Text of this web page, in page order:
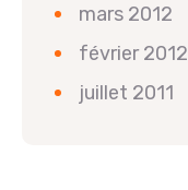
mars 2012
février 2012
juillet 2011